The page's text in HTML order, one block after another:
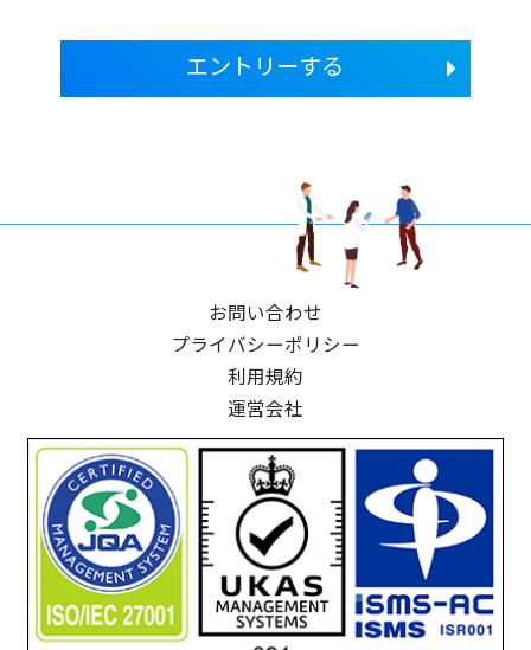
エントリーする
お問い合わせ
プライバシーポリシー
利用規約
運営会社